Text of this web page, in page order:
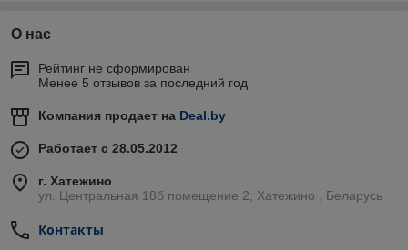
О нас
Рейтинг не сформирован
Менее 5 отзывов за последний год
Компания продает на Deal.by
Работает с 28.05.2012
г. Хатежино
ул. Центральная 18б помещение 2, Хатежино , Беларусь
Контакты